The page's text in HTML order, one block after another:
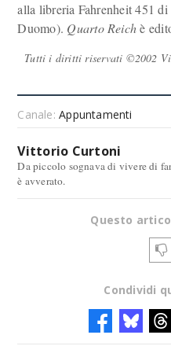
alla libreria Fahrenheit 451
Duomo). Quarto Reichè
Tutti i diritti riservati ©2002
Canale:Appuntamenti
Vittorio Curtoni
Da piccolo sognava di vivere di
è avverato.
Questo
Condividi